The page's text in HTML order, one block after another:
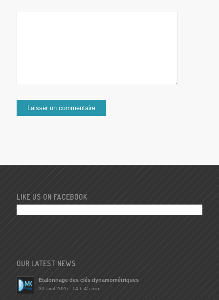
LIKE US ON FACEBOOK
OUR LATEST NEWS
Etalonnage des clés dynamométriques
30 avril 2026 - 14 h 45 min